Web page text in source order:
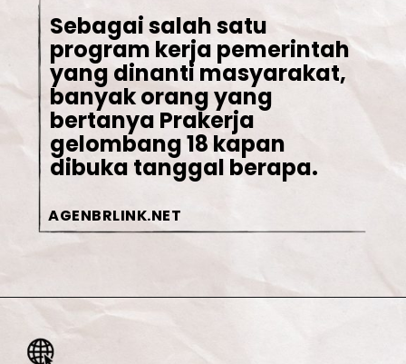
AGENBRLINK.NET
Sebagai salah satu
program kerja pemerintah
yang dinanti masyarakat,
banyak orang yang
bertanya Prakerja
gelombang 18 kapan
dibuka tanggal berapa.